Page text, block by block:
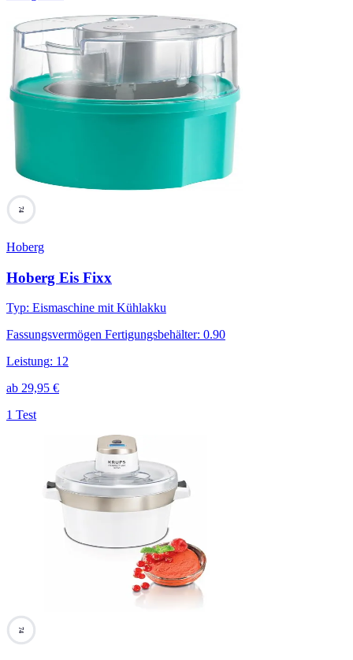
74
Hoberg
Hoberg Eis Fixx
Typ: Eismaschine mit Kühlakku
Fassungsvermögen Fertigungsbehälter: 0.90
Leistung: 12
ab 29,95 €
1 Test
74